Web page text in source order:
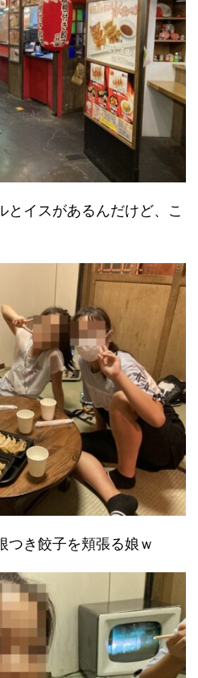
とイスがあるんだけど、こ
つき餃子を頬張る娘ｗ